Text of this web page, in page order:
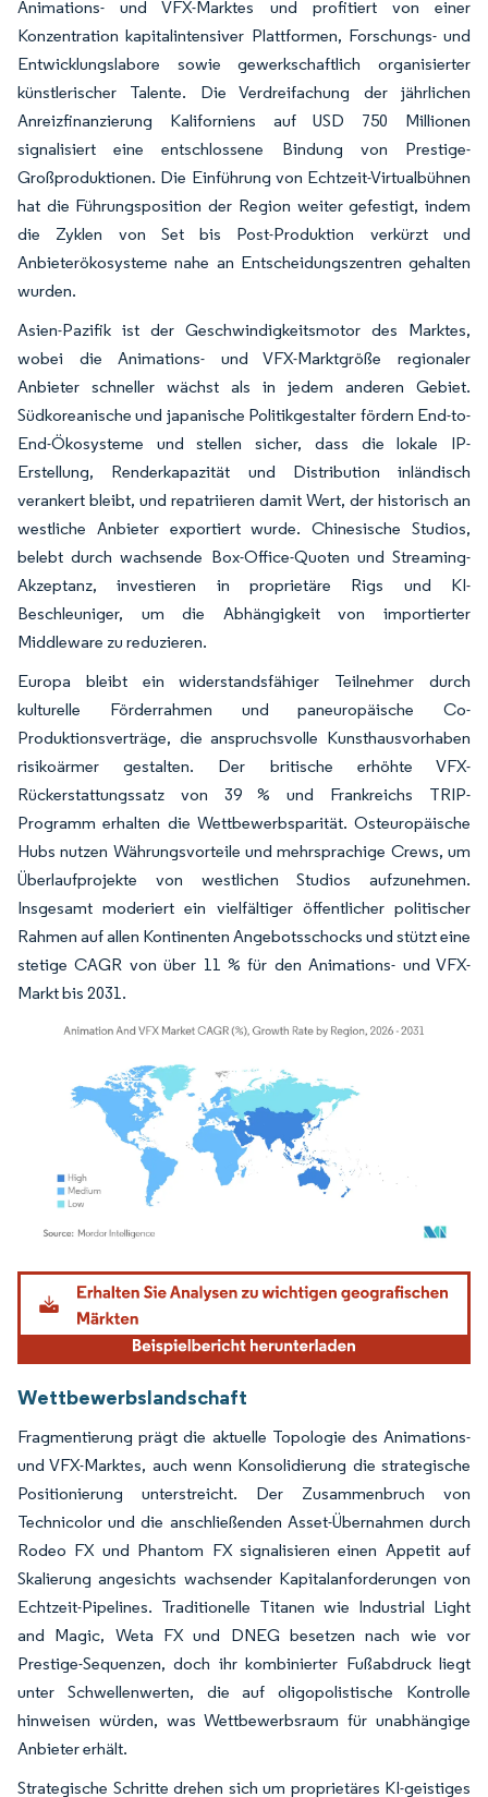
Animations- und VFX-Marktes und profitiert von einer
Konzentration kapitalintensiver Plattformen, Forschungs- und
Entwicklungslabore sowie gewerkschaftlich organisierter
künstlerischer Talente. Die Verdreifachung der jährlichen
Anreizfinanzierung Kaliforniens auf USD 750 Millionen
signalisiert eine entschlossene Bindung von Prestige-
Großproduktionen. Die Einführung von Echtzeit-Virtualbühnen
hat die Führungsposition der Region weiter gefestigt, indem
die Zyklen von Set bis Post-Produktion verkürzt und
Anbieterökosysteme nahe an Entscheidungszentren gehalten
wurden.
Asien-Pazifik ist der Geschwindigkeitsmotor des Marktes,
wobei die Animations- und VFX-Marktgröße regionaler
Anbieter schneller wächst als in jedem anderen Gebiet.
Südkoreanische und japanische Politikgestalter fördern End-to-
End-Ökosysteme und stellen sicher, dass die lokale IP-
Erstellung, Renderkapazität und Distribution inländisch
verankert bleibt, und repatriieren damit Wert, der historisch an
westliche Anbieter exportiert wurde. Chinesische Studios,
belebt durch wachsende Box-Office-Quoten und Streaming-
Akzeptanz, investieren in proprietäre Rigs und KI-
Beschleuniger, um die Abhängigkeit von importierter
Middleware zu reduzieren.
Europa bleibt ein widerstandsfähiger Teilnehmer durch
kulturelle Förderrahmen und paneuropäische Co-
Produktionsverträge, die anspruchsvolle Kunsthausvorhaben
risikoärmer gestalten. Der britische erhöhte VFX-
Rückerstattungssatz von 39 % und Frankreichs TRIP-
Programm erhalten die Wettbewerbsparität. Osteuropäische
Hubs nutzen Währungsvorteile und mehrsprachige Crews, um
Überlaufprojekte von westlichen Studios aufzunehmen.
Insgesamt moderiert ein vielfältiger öffentlicher politischer
Rahmen auf allen Kontinenten Angebotsschocks und stützt eine
stetige CAGR von über 11 % für den Animations- und VFX-
Markt bis 2031.
Bild © Mordor Intelligence. Wiederverwendung erfordert Namensnennung gemäß
Wettbewerbslandschaft
Fragmentierung prägt die aktuelle Topologie des Animations-
und VFX-Marktes, auch wenn Konsolidierung die strategische
Positionierung unterstreicht. Der Zusammenbruch von
Technicolor und die anschließenden Asset-Übernahmen durch
Rodeo FX und Phantom FX signalisieren einen Appetit auf
Skalierung angesichts wachsender Kapitalanforderungen von
Echtzeit-Pipelines. Traditionelle Titanen wie Industrial Light
and Magic, Weta FX und DNEG besetzen nach wie vor
Prestige-Sequenzen, doch ihr kombinierter Fußabdruck liegt
unter Schwellenwerten, die auf oligopolistische Kontrolle
hinweisen würden, was Wettbewerbsraum für unabhängige
Anbieter erhält.
Strategische Schritte drehen sich um proprietäres KI-geistiges